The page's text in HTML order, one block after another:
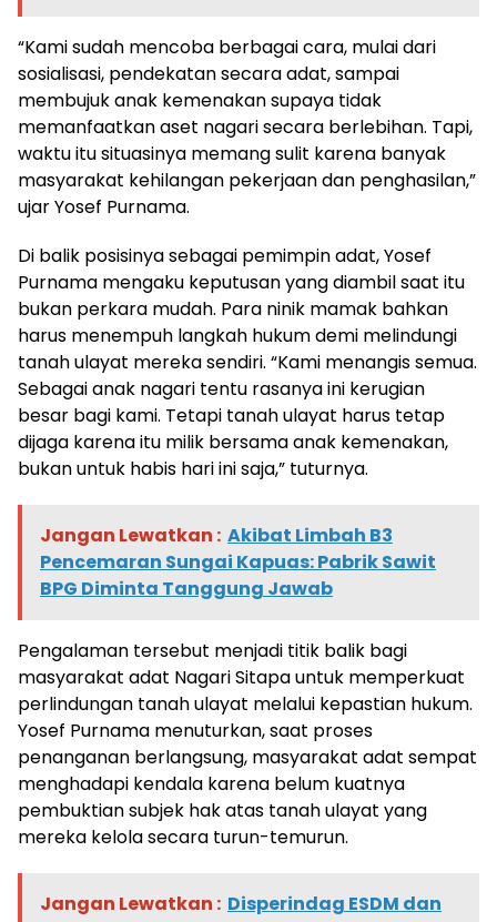
“Kami sudah mencoba berbagai cara, mulai dari
sosialisasi, pendekatan secara adat, sampai
membujuk anak kemenakan supaya tidak
memanfaatkan aset nagari secara berlebihan. Tapi,
waktu itu situasinya memang sulit karena banyak
masyarakat kehilangan pekerjaan dan penghasilan,”
ujar Yosef Purnama.
Di balik posisinya sebagai pemimpin adat, Yosef
Purnama mengaku keputusan yang diambil saat itu
bukan perkara mudah. Para ninik mamak bahkan
harus menempuh langkah hukum demi melindungi
tanah ulayat mereka sendiri. “Kami menangis semua.
Sebagai anak nagari tentu rasanya ini kerugian
besar bagi kami. Tetapi tanah ulayat harus tetap
dijaga karena itu milik bersama anak kemenakan,
bukan untuk habis hari ini saja,” tuturnya.
Jangan Lewatkan : Akibat Limbah B3
Pencemaran Sungai Kapuas: Pabrik Sawit
BPG Diminta Tanggung Jawab
Pengalaman tersebut menjadi titik balik bagi
masyarakat adat Nagari Sitapa untuk memperkuat
perlindungan tanah ulayat melalui kepastian hukum.
Yosef Purnama menuturkan, saat proses
penanganan berlangsung, masyarakat adat sempat
menghadapi kendala karena belum kuatnya
pembuktian subjek hak atas tanah ulayat yang
mereka kelola secara turun-temurun.
Jangan Lewatkan : Disperindag ESDM dan